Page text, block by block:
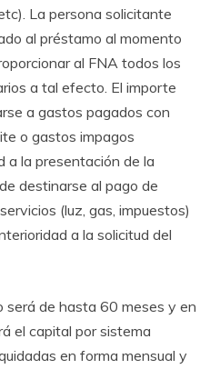
La persona solicitante
al préstamo al momento
al FNA todos los
a tal efecto. El importe
a gastos pagados con
o gastos impagos
a la presentación de la
destinarse al pago de
(luz, gas, impuestos)
a la solicitud del
será de hasta 60 meses y en
el capital por sistema
en forma mensual y